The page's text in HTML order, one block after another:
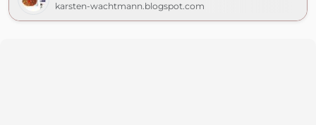
karsten-wachtmann.blogspot.com